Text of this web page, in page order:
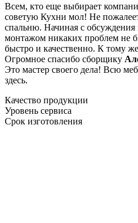
Всем, кто еще выбирает
советую Кухни мол! Не
спальню. Начиная с обсуждения
монтажом никаких проблем не
быстро и качественно. К тому
Огромное спасибо сборщику
Это мастер своего дела! Всю
здесь.
Качество продукции
Уровень сервиса
Срок изготовления